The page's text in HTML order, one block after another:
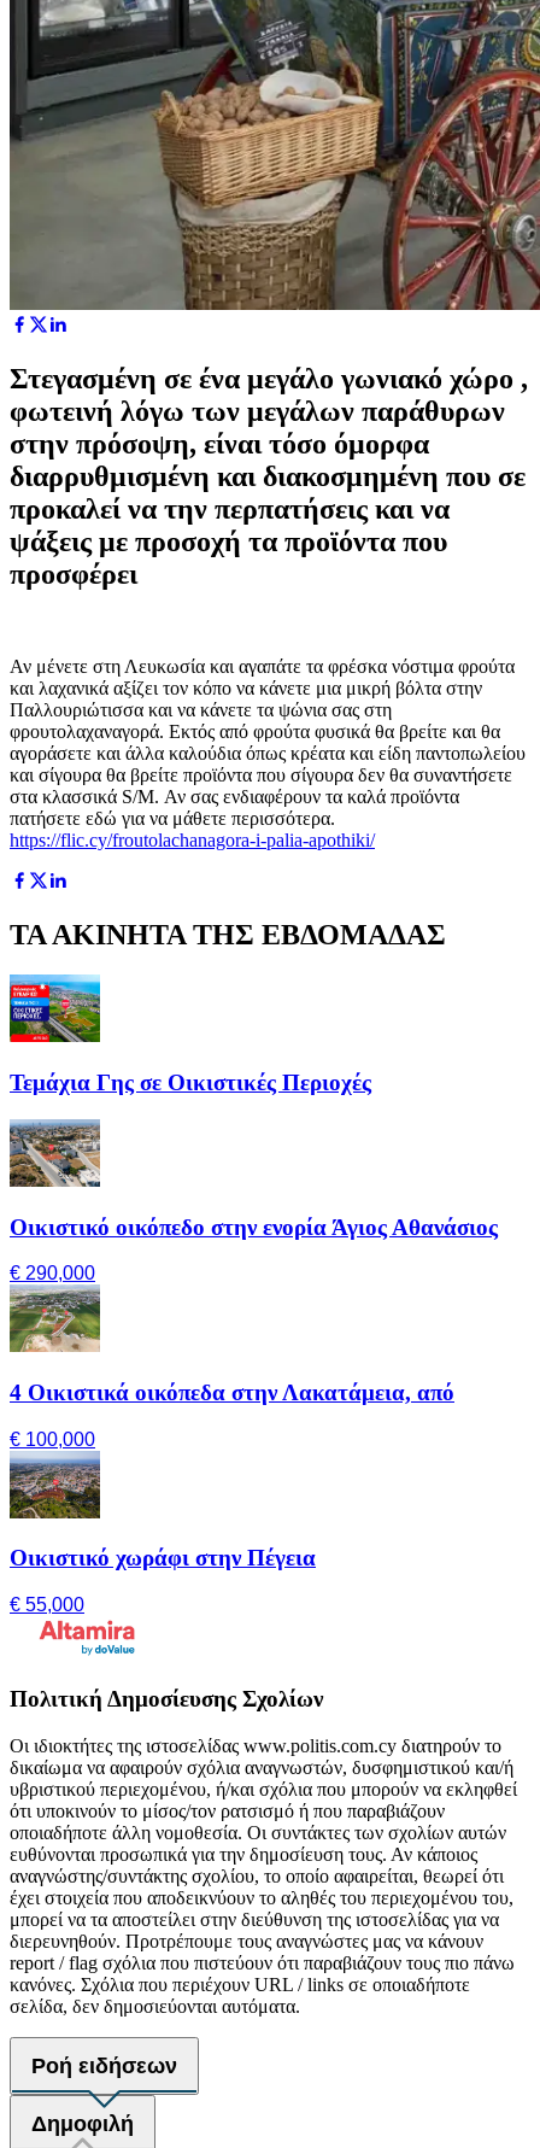
Στεγασμένη σε ένα μεγάλο γωνιακό χώρο ,
φωτεινή λόγω των μεγάλων παράθυρων
στην πρόσοψη, είναι τόσο όμορφα
διαρρυθμισμένη και διακοσμημένη που σε
προκαλεί να την περπατήσεις και να
ψάξεις με προσοχή τα προϊόντα που
προσφέρει
Αν μένετε στη Λευκωσία και αγαπάτε τα φρέσκα νόστιμα φρούτα
και λαχανικά αξίζει τον κόπο να κάνετε μια μικρή βόλτα στην
Παλλουριώτισσα και να κάνετε τα ψώνια σας στη
φρουτολαχαναγορά. Εκτός από φρούτα φυσικά θα βρείτε και θα
αγοράσετε και άλλα καλούδια όπως κρέατα και είδη παντοπωλείου
και σίγουρα θα βρείτε προϊόντα που σίγουρα δεν θα συναντήσετε
στα κλασσικά S/M. Αν σας ενδιαφέρουν τα καλά προϊόντα
πατήσετε εδώ για να μάθετε περισσότερα.
https://flic.cy/froutolachanagora-i-palia-apothiki/
ΤΑ ΑΚΙΝΗΤΑ ΤΗΣ ΕΒΔΟΜΑΔΑΣ
Τεμάχια Γης σε Οικιστικές Περιοχές
Οικιστικό οικόπεδο στην ενορία Άγιος Αθανάσιος
€ 290,000
4 Οικιστικά οικόπεδα στην Λακατάμεια, από
€ 100,000
Οικιστικό χωράφι στην Πέγεια
€ 55,000
Πολιτική Δημοσίευσης Σχολίων
Οι ιδιοκτήτες της ιστοσελίδας www.politis.com.cy διατηρούν το
δικαίωμα να αφαιρούν σχόλια αναγνωστών, δυσφημιστικού και/ή
υβριστικού περιεχομένου, ή/και σχόλια που μπορούν να εκληφθεί
ότι υποκινούν το μίσος/τον ρατσισμό ή που παραβιάζουν
οποιαδήποτε άλλη νομοθεσία. Οι συντάκτες των σχολίων αυτών
ευθύνονται προσωπικά για την δημοσίευση τους. Αν κάποιος
αναγνώστης/συντάκτης σχολίου, το οποίο αφαιρείται, θεωρεί ότι
έχει στοιχεία που αποδεικνύουν το αληθές του περιεχομένου του,
μπορεί να τα αποστείλει στην διεύθυνση της ιστοσελίδας για να
διερευνηθούν. Προτρέπουμε τους αναγνώστες μας να κάνουν
report / flag σχόλια που πιστεύουν ότι παραβιάζουν τους πιο πάνω
κανόνες. Σχόλια που περιέχουν URL / links σε οποιαδήποτε
σελίδα, δεν δημοσιεύονται αυτόματα.
Ροή ειδήσεων
Δημοφιλή